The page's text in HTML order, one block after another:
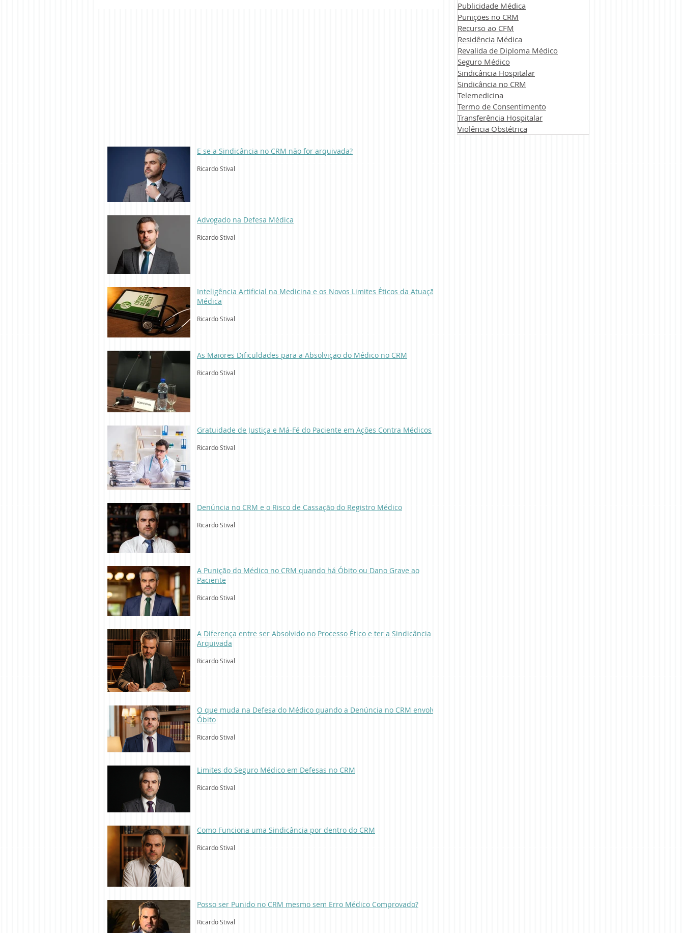
Publicidade Médica
Punições no CRM
Recurso ao CFM
Residência Médica
Revalida de Diploma Médico
Seguro Médico
Sindicância Hospitalar
Sindicância no CRM
Telemedicina
Termo de Consentimento
Transferência Hospitalar
Violência Obstétrica
E se a Sindicância no CRM não for arquivada?
Ricardo Stival
Advogado na Defesa Médica
Ricardo Stival
Inteligência Artificial na Medicina e os Novos Limites Éticos da Atuação
Médica
Ricardo Stival
As Maiores Dificuldades para a Absolvição do Médico no CRM
Ricardo Stival
Gratuidade de Justiça e Má-Fé do Paciente em Ações Contra Médicos
Ricardo Stival
Denúncia no CRM e o Risco de Cassação do Registro Médico
Ricardo Stival
A Punição do Médico no CRM quando há Óbito ou Dano Grave ao
Paciente
Ricardo Stival
A Diferença entre ser Absolvido no Processo Ético e ter a Sindicância
Arquivada
Ricardo Stival
O que muda na Defesa do Médico quando a Denúncia no CRM envolve
Óbito
Ricardo Stival
Limites do Seguro Médico em Defesas no CRM
Ricardo Stival
Como Funciona uma Sindicância por dentro do CRM
Ricardo Stival
Posso ser Punido no CRM mesmo sem Erro Médico Comprovado?
Ricardo Stival